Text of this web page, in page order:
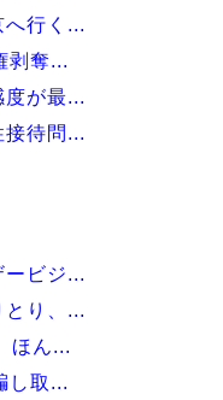
へ行く...
剥奪...
度が最...
接待問...
ービジ...
とり、...
ほん...
し取...